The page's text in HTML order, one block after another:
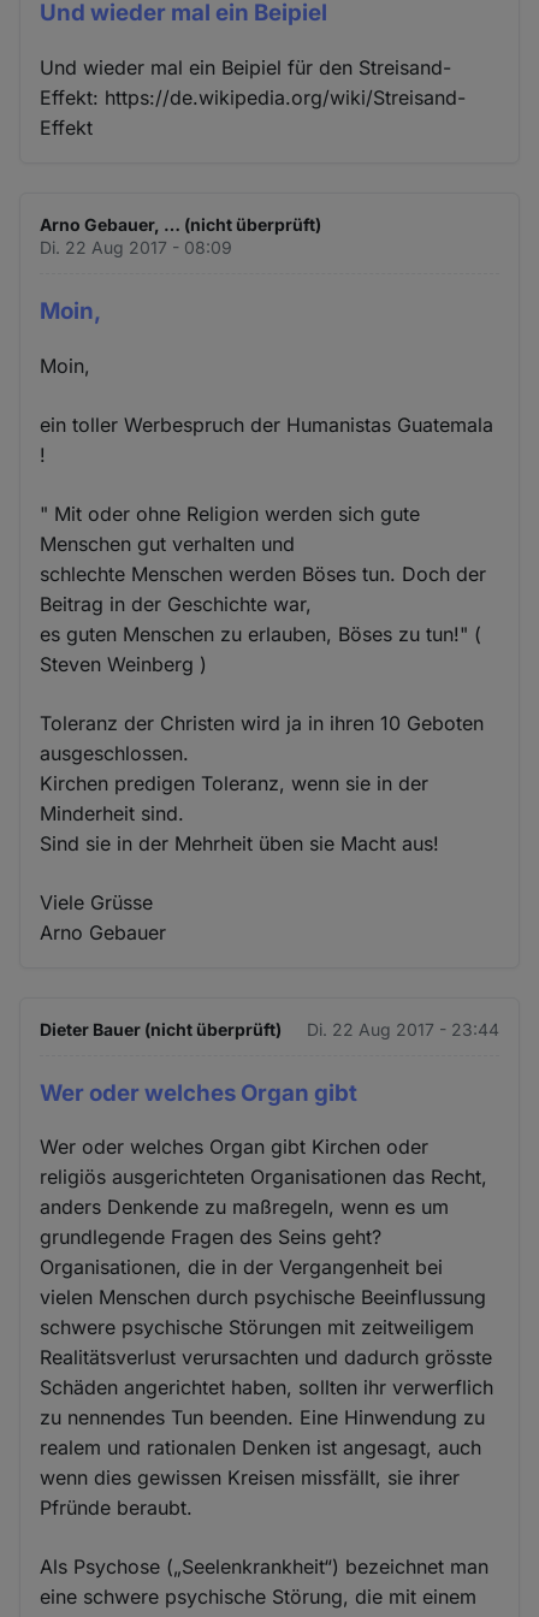
Und wieder mal ein Beipiel
Und wieder mal ein Beipiel für den Streisand-
Effekt: https://de.wikipedia.org/wiki/Streisand-
Effekt
Arno Gebauer, … (nicht überprüft)
Di. 22 Aug 2017 - 08:09
Moin,
Moin,
ein toller Werbespruch der Humanistas Guatemala
!
" Mit oder ohne Religion werden sich gute
Menschen gut verhalten und
schlechte Menschen werden Böses tun. Doch der
Beitrag in der Geschichte war,
es guten Menschen zu erlauben, Böses zu tun!" (
Steven Weinberg )
Toleranz der Christen wird ja in ihren 10 Geboten
ausgeschlossen.
Kirchen predigen Toleranz, wenn sie in der
Minderheit sind.
Sind sie in der Mehrheit üben sie Macht aus!
Viele Grüsse
Arno Gebauer
Dieter Bauer (nicht überprüft) Di. 22 Aug 2017 - 23:44
Wer oder welches Organ gibt
Wer oder welches Organ gibt Kirchen oder
religiös ausgerichteten Organisationen das Recht,
anders Denkende zu maßregeln, wenn es um
grundlegende Fragen des Seins geht?
Organisationen, die in der Vergangenheit bei
vielen Menschen durch psychische Beeinflussung
schwere psychische Störungen mit zeitweiligem
Realitätsverlust verursachten und dadurch grösste
Schäden angerichtet haben, sollten ihr verwerflich
zu nennendes Tun beenden. Eine Hinwendung zu
realem und rationalen Denken ist angesagt, auch
wenn dies gewissen Kreisen missfällt, sie ihrer
Pfründe beraubt.
Als Psychose („Seelenkrankheit“) bezeichnet man
eine schwere psychische Störung, die mit einem